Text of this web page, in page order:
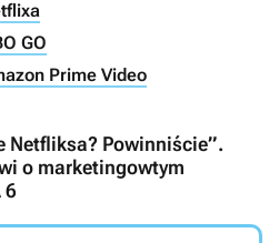
GO
Prime Video
Netfliksa? Powinniście”.
o marketingowtym
6